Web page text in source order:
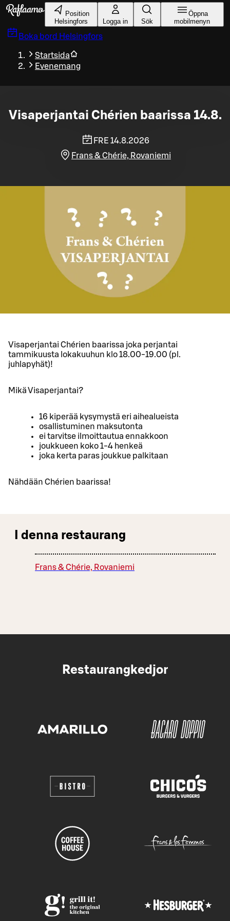
Gå till huvudinnehållet
Position
Helsingfors
Logga in Sök
Öppna
mobilmenyn
Boka bord Helsingfors
Startsida
Evenemang
Visaperjantai Chérien baarissa 14.8.
FRE 14.8.2026
Frans & Chérie, Rovaniemi
Visaperjantai Chérien baarissa joka perjantai
tammikuusta lokakuuhun klo 18.00-19.00 (pl.
juhlapyhät)!
Mikä Visaperjantai?
16 kiperää kysymystä eri aihealueista
osallistuminen maksutonta
ei tarvitse ilmoittautua ennakkoon
joukkueen koko 1-4 henkeä
joka kerta paras joukkue palkitaan
Nähdään Chérien baarissa!
I denna restaurang
Frans & Chérie, Rovaniemi
Restaurangkedjor